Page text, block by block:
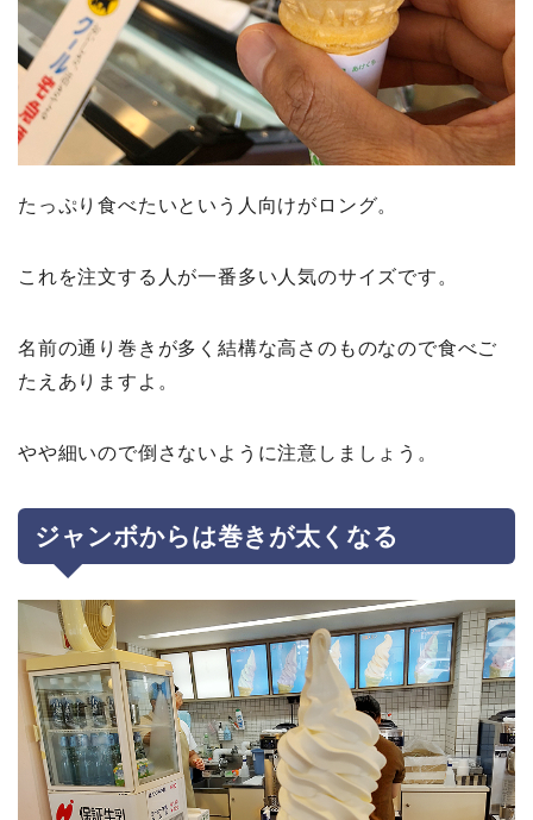
たっぷり食べたいという人向けがロング。
これを注文する人が一番多い人気のサイズです。
名前の通り巻きが多く結構な高さのものなので食べご
たえありますよ。
やや細いので倒さないように注意しましょう。
ジャンボからは巻きが太くなる